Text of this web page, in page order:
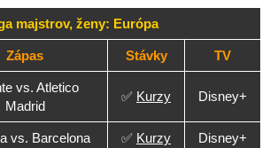
majstrov, ženy: Európa
Zápas Stávky TV
vs. Atletico
Madrid
✅ Kurzy Disney+
vs. Barcelona ✅ Kurzy Disney+